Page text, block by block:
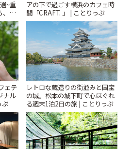
~重
、改
こと
アの下で過ごす横浜のカフェ時
間「CRAFT. 」 | ことりっぷ
ェテ
ナル
ぷ
レトロな蔵造りの街並みと国宝
の城。松本の城下町で心ほぐれ
る週末1泊2日の旅 | ことりっぷ